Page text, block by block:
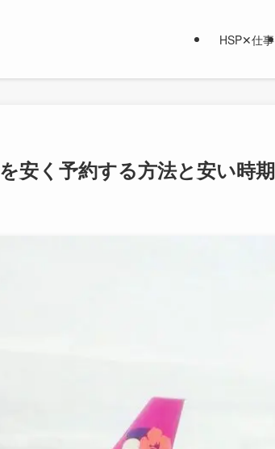
HSP✕仕事
安く予約する方法と安い時期